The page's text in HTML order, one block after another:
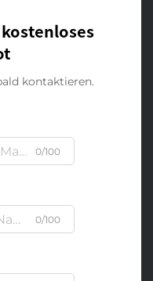
kontaktieren.
0/100
0/100